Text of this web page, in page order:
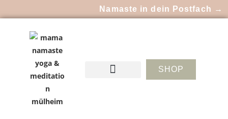
Namaste in dein Postfach →
SHOP